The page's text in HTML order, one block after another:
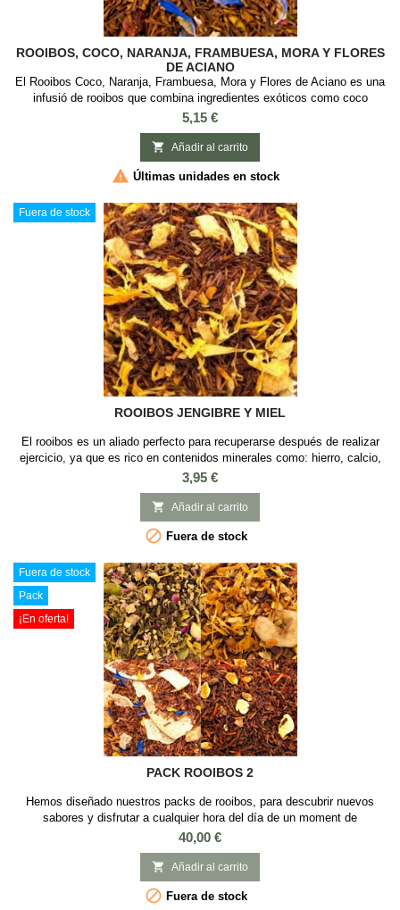
ROOIBOS, COCO, NARANJA, FRAMBUESA, MORA Y FLORES
DE ACIANO
El Rooibos Coco, Naranja, Frambuesa, Mora y Flores de Aciano es una
infusió de rooibos que combina ingredientes exóticos como coco
rallado, cáscaras de naranja, frambuesa, mora y flores de aciano. Esta
mezcla ofrece un sabor afrutado y dulce, ideal para disfrutar en
cualquier momento del día, tanto frío como caliente, sin teïna. Mezcla
de rooibos con...
Precio
5,15 €
 Añadir al carrito
 Últimas unidades en stock
Fuera de stock
ROOIBOS JENGIBRE Y MIEL
El rooibos es un aliado perfecto para recuperarse después de realizar
ejercicio, ya que es rico en contenidos minerales como: hierro, calcio,
potasio, magnesio, etc. a parte de fortalecer el sistema inmunológico
(fortalecer la salud) y mejorar la saludad del corazón. Este blend de
rooibos con Jengibre y Miel té refrescará con su sabor dulce a miel y...
Precio
3,95 €
 Añadir al carrito
 Fuera de stock
Fuera de stock
Pack
¡En oferta!
PACK ROOIBOS 2
Hemos diseñado nuestros packs de rooibos, para descubrir nuevos
sabores y disfrutar a cualquier hora del día de un moment de
tranquilidad y además no tiene teína. El rooibos se elabora de la planta
Aspalathus Linearis originaria de Sudáfrica y que está muy de moda por
tener grandes beneficios para la salud, de entre los que destacamos
fortalecer el...
Precio
40,00 €
 Añadir al carrito
 Fuera de stock